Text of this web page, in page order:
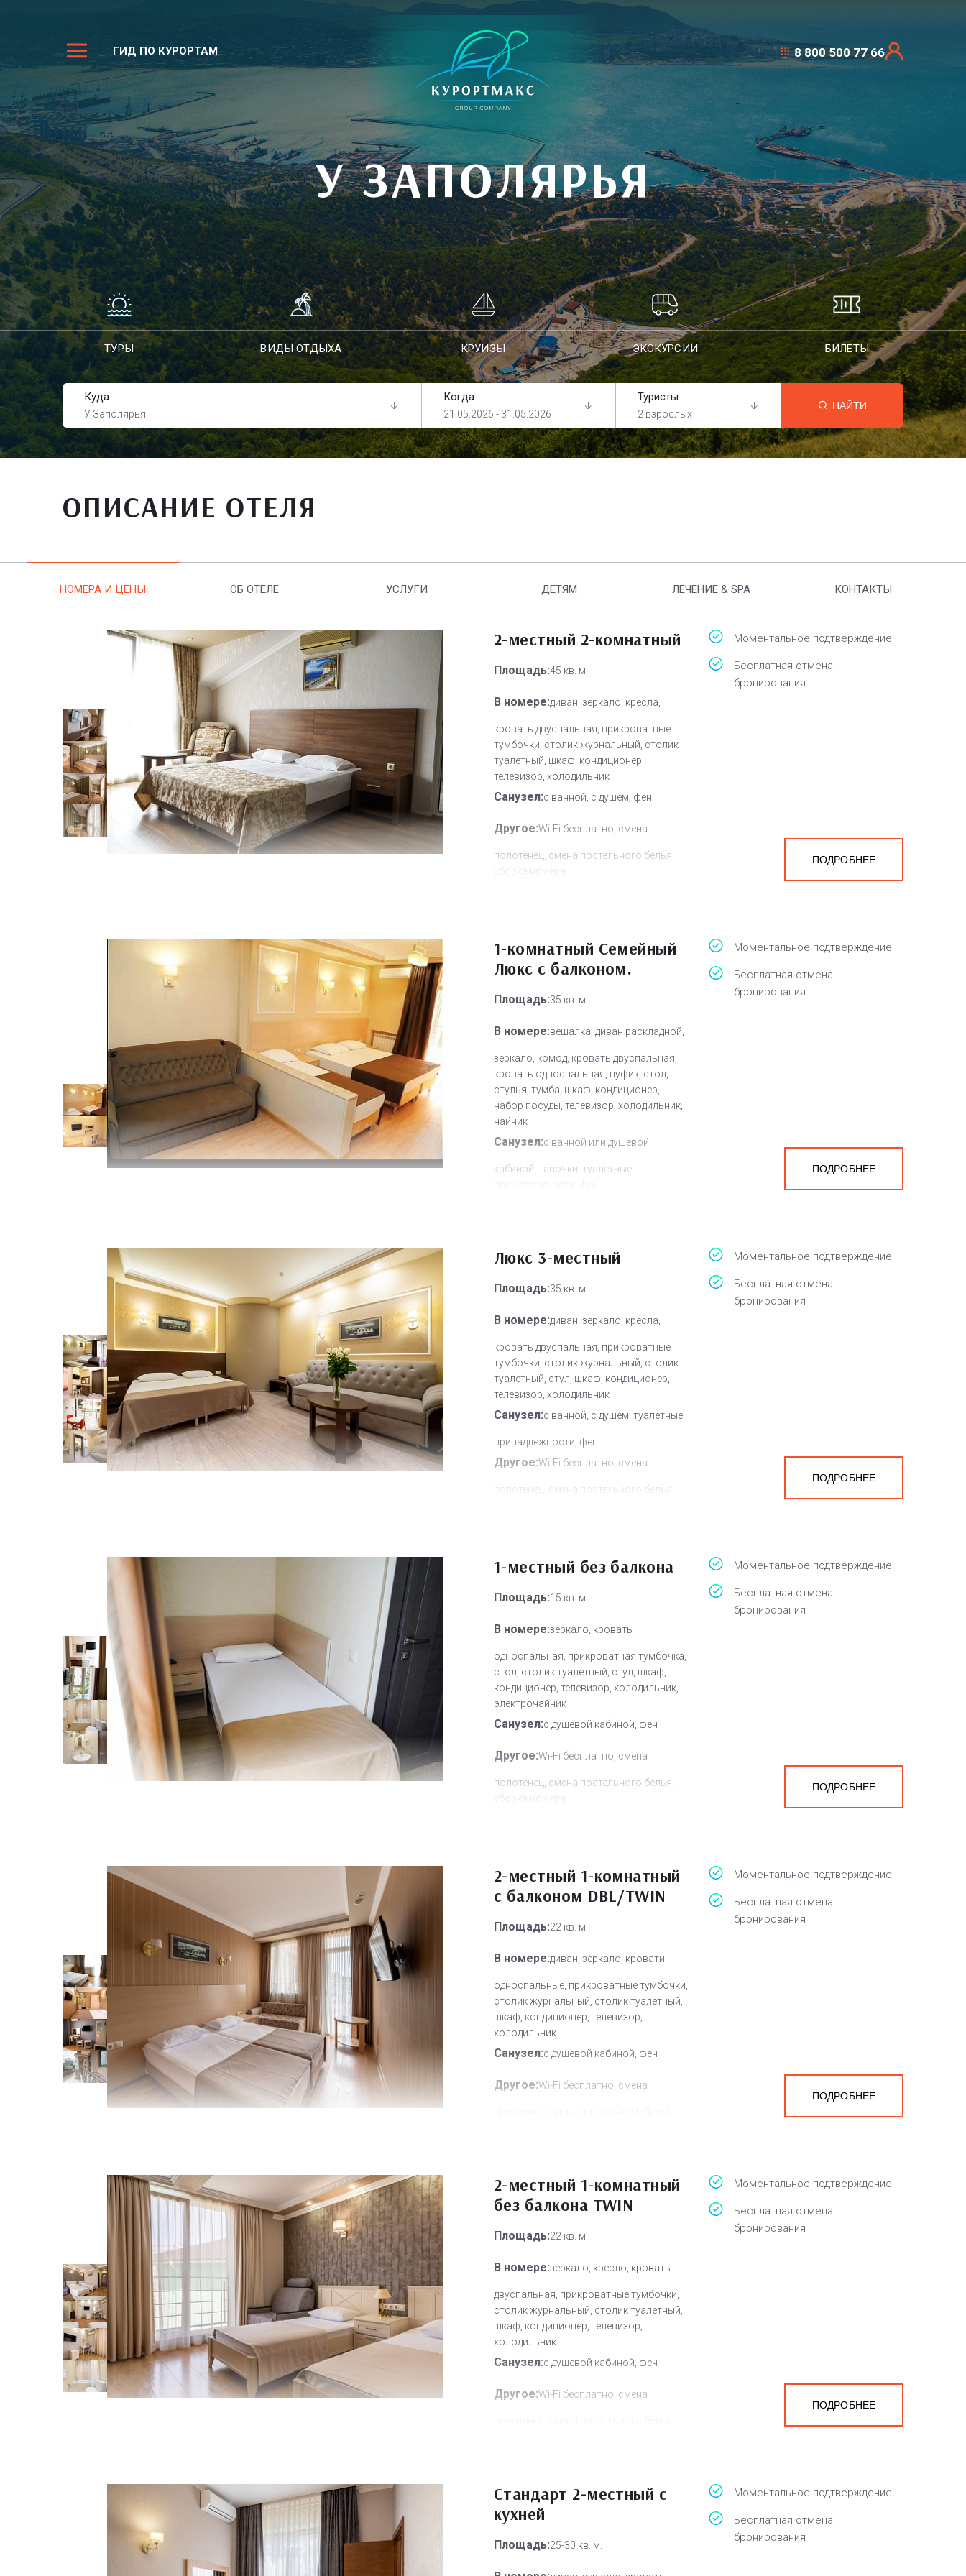
ГИД ПО КУРОРТАМ 8 800 500 77 66
У ЗАПОЛЯРЬЯ
ТУРЫ ВИДЫ ОТДЫХА КРУИЗЫ ЭКСКУРСИИ БИЛЕТЫ
Куда
У Заполярья
Когда
21.05.2026 - 31.05.2026
Туристы
2 взрослых
НАЙТИ
ОПИСАНИЕ ОТЕЛЯ
НОМЕРА И ЦЕНЫ ОБ ОТЕЛЕ УСЛУГИ ДЕТЯМ ЛЕЧЕНИЕ & SPA КОНТАКТЫ
2-местный 2-комнатный
Площадь:45 кв. м.
В номере:диван, зеркало, кресла,
кровать двуспальная, прикроватные
тумбочки, столик журнальный, столик
туалетный, шкаф, кондиционер,
телевизор, холодильник
Санузел:с ванной, с душем, фен
Другое:Wi-Fi бесплатно, смена
полотенец, смена постельного белья,
уборка номера
Моментальное подтверждение
Бесплатная отмена
бронирования
ПОДРОБНЕЕ
1-комнатный Семейный
Люкс с балконом.
Площадь:35 кв. м.
В номере:вешалка, диван раскладной,
зеркало, комод, кровать двуспальная,
кровать односпальная, пуфик, стол,
стулья, тумба, шкаф, кондиционер,
набор посуды, телевизор, холодильник,
чайник
Санузел:с ванной или душевой
кабиной, тапочки, туалетные
Дополнительное место:
Моментальное подтверждение
Бесплатная отмена
бронирования
ПОДРОБНЕЕ
Люкс 3-местный
Площадь:35 кв. м.
В номере:диван, зеркало, кресла,
кровать двуспальная, прикроватные
тумбочки, столик журнальный, столик
туалетный, стул, шкаф, кондиционер,
телевизор, холодильник
Санузел:с ванной, с душем, туалетные
принадлежности, фен
Другое:Wi-Fi бесплатно, смена
полотенец, смена постельного белья,
Моментальное подтверждение
Бесплатная отмена
бронирования
ПОДРОБНЕЕ
1-местный без балкона
Площадь:15 кв. м.
В номере:зеркало, кровать
односпальная, прикроватная тумбочка,
стол, столик туалетный, стул, шкаф,
кондиционер, телевизор, холодильник,
электрочайник
Санузел:с душевой кабиной, фен
Другое:Wi-Fi бесплатно, смена
полотенец, смена постельного белья,
уборка номера
Моментальное подтверждение
Бесплатная отмена
бронирования
ПОДРОБНЕЕ
2-местный 1-комнатный
с балконом DBL/TWIN
Площадь:22 кв. м.
В номере:диван, зеркало, кровати
односпальные, прикроватные тумбочки,
столик журнальный, столик туалетный,
шкаф, кондиционер, телевизор,
холодильник
Санузел:с душевой кабиной, фен
Другое:Wi-Fi бесплатно, смена
Моментальное подтверждение
Бесплатная отмена
бронирования
ПОДРОБНЕЕ
2-местный 1-комнатный
без балкона TWIN
Площадь:22 кв. м.
В номере:зеркало, кресло, кровать
двуспальная, прикроватные тумбочки,
столик журнальный, столик туалетный,
шкаф, кондиционер, телевизор,
холодильник
Санузел:с душевой кабиной, фен
Другое:Wi-Fi бесплатно, смена
Моментальное подтверждение
Бесплатная отмена
бронирования
ПОДРОБНЕЕ
Стандарт 2-местный с
кухней
Площадь:25-30 кв. м.
Моментальное подтверждение
Бесплатная отмена
бронирования